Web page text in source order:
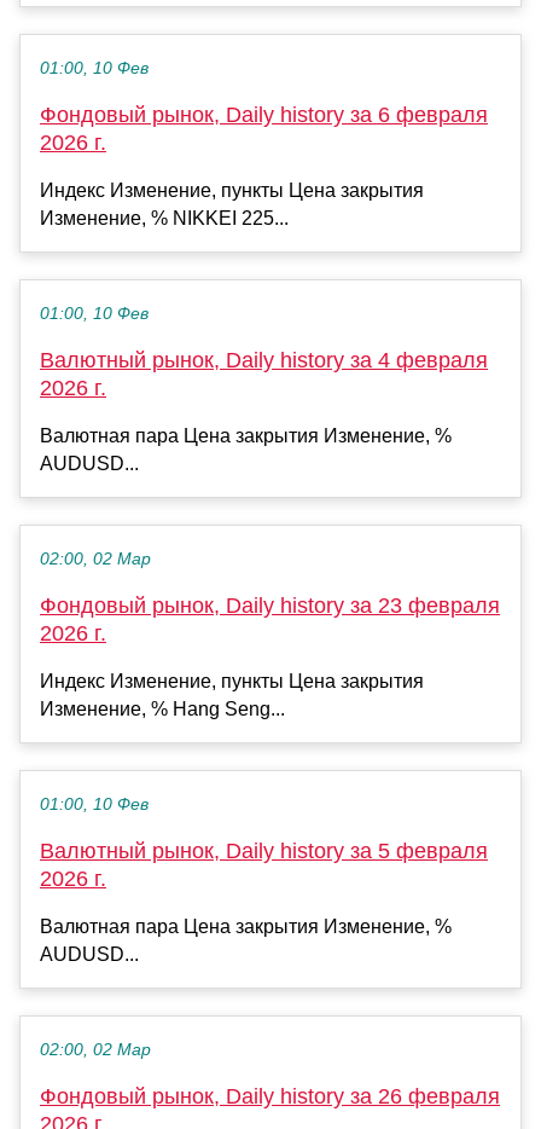
01:00, 10 Фев
Фондовый рынок, Daily history за 6 февраля
2026 г.
Индекс Изменение, пункты Цена закрытия
Изменение, % NIKKEI 225...
01:00, 10 Фев
Валютный рынок, Daily history за 4 февраля
2026 г.
Валютная пара Цена закрытия Изменение, %
AUDUSD...
02:00, 02 Мар
Фондовый рынок, Daily history за 23 февраля
2026 г.
Индекс Изменение, пункты Цена закрытия
Изменение, % Hang Seng...
01:00, 10 Фев
Валютный рынок, Daily history за 5 февраля
2026 г.
Валютная пара Цена закрытия Изменение, %
AUDUSD...
02:00, 02 Мар
Фондовый рынок, Daily history за 26 февраля
2026 г.